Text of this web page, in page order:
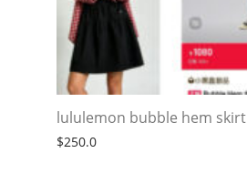
lululemon bubble hem skirt
$250.0